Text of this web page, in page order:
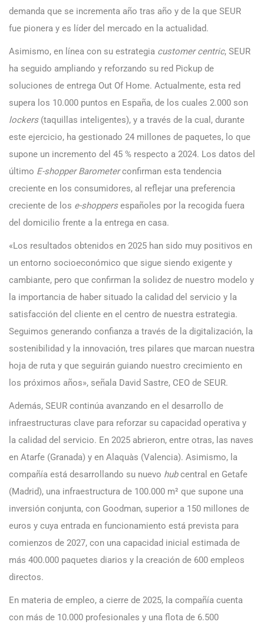
demanda que se incrementa año tras año y de la que SEUR
fue pionera y es líder del mercado en la actualidad.
Asimismo, en línea con su estrategia customer centric, SEUR
ha seguido ampliando y reforzando su red Pickup de
soluciones de entrega Out Of Home. Actualmente, esta red
supera los 10.000 puntos en España, de los cuales 2.000 son
lockers(taquillas inteligentes), y a través de la cual, durante
este ejercicio, ha gestionado 24 millones de paquetes, lo que
supone un incremento del 45 % respecto a 2024. Los datos del
último E-shopper Barometerconfirman esta tendencia
creciente en los consumidores, al reflejar una preferencia
creciente de los e-shoppersespañoles por la recogida fuera
del domicilio frente a la entrega en casa.
«Los resultados obtenidos en 2025 han sido muy positivos en
un entorno socioeconómico que sigue siendo exigente y
cambiante, pero que confirman la solidez de nuestro modelo y
la importancia de haber situado la calidad del servicio y la
satisfacción del cliente en el centro de nuestra estrategia.
Seguimos generando confianza a través de la digitalización, la
sostenibilidad y la innovación, tres pilares que marcan nuestra
hoja de ruta y que seguirán guiando nuestro crecimiento en
los próximos años», señala David Sastre, CEO de SEUR.
Además, SEUR continúa avanzando en el desarrollo de
infraestructuras clave para reforzar su capacidad operativa y
la calidad del servicio. En 2025 abrieron, entre otras, las naves
en Atarfe (Granada) y en Alaquàs (Valencia). Asimismo, la
compañía está desarrollando su nuevo hubcentral en Getafe
(Madrid), una infraestructura de 100.000 m² que supone una
inversión conjunta, con Goodman, superior a 150 millones de
euros y cuya entrada en funcionamiento está prevista para
comienzos de 2027, con una capacidad inicial estimada de
más 400.000 paquetes diarios y la creación de 600 empleos
directos.
En materia de empleo, a cierre de 2025, la compañía cuenta
con más de 10.000 profesionales y una flota de 6.500